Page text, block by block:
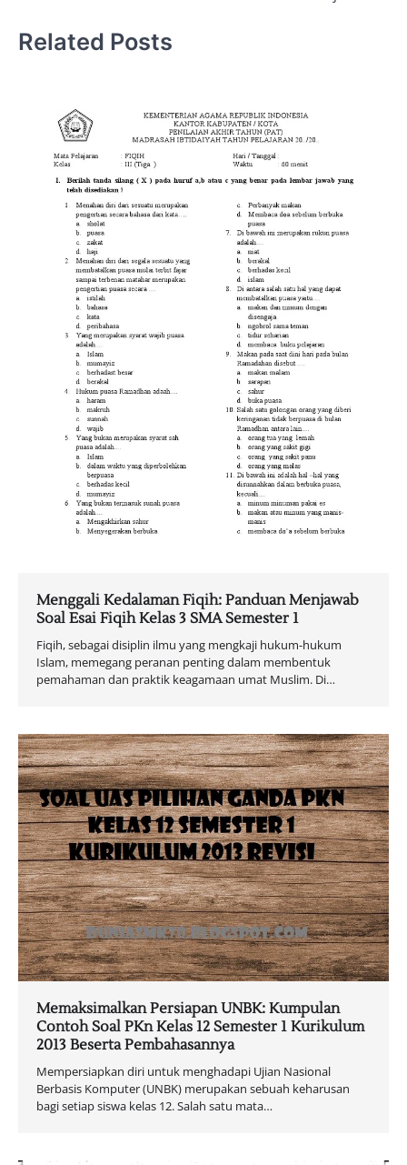
Related Posts
Menggali Kedalaman Fiqih: Panduan Menjawab
Soal Esai Fiqih Kelas 3 SMA Semester 1
Fiqih, sebagai disiplin ilmu yang mengkaji hukum-hukum
Islam, memegang peranan penting dalam membentuk
pemahaman dan praktik keagamaan umat Muslim. Di…
Memaksimalkan Persiapan UNBK: Kumpulan
Contoh Soal PKn Kelas 12 Semester 1 Kurikulum
2013 Beserta Pembahasannya
Mempersiapkan diri untuk menghadapi Ujian Nasional
Berbasis Komputer (UNBK) merupakan sebuah keharusan
bagi setiap siswa kelas 12. Salah satu mata…